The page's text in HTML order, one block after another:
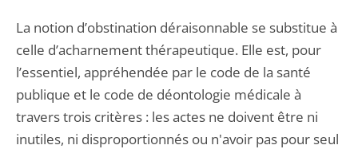
La notion d’obstination déraisonnable se substitue à
celle d’acharnement thérapeutique. Elle est, pour
l’essentiel, appréhendée par le code de la santé
publique et le code de déontologie médicale à
travers trois critères : les actes ne doivent être ni
inutiles, ni disproportionnés ou n'avoir pas pour seul